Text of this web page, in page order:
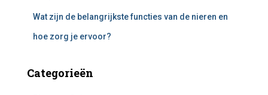
Wat zijn de belangrijkste functies van de nieren en
hoe zorg je ervoor?
Categorieën